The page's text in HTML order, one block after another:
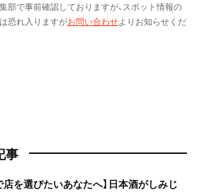
部で事前確認しておりますが、スポット情報の
恐れ入りますがお問い合わせよりお知らせくだ
事
店を選びたいあなたへ】日本酒がしみじ